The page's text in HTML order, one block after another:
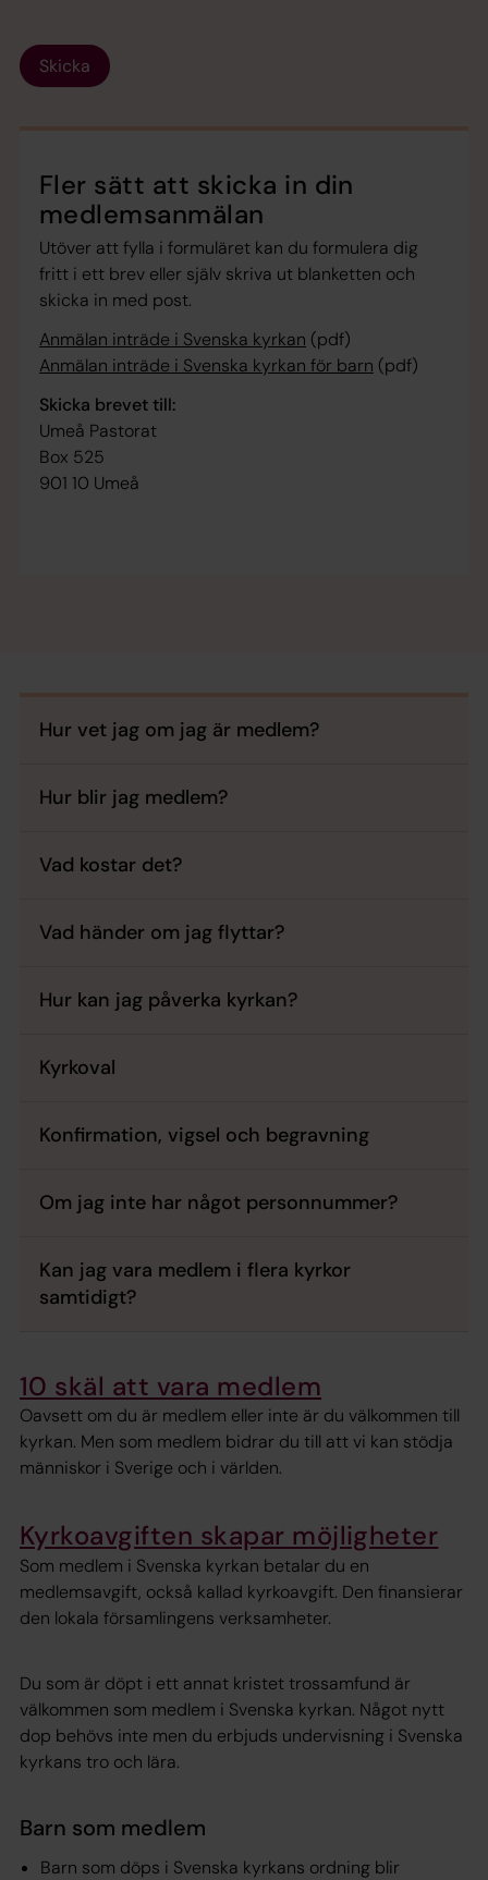
Skicka
Fler sätt att skicka in din
medlemsanmälan
Utöver att fylla i formuläret kan du formulera dig
fritt i ett brev eller själv skriva ut blanketten och
skicka in med post.
Anmälan inträde i Svenska kyrkan (pdf)
Anmälan inträde i Svenska kyrkan för barn (pdf)
Skicka brevet till:
Umeå Pastorat
Box 525
901 10 Umeå
Hur vet jag om jag är medlem?
Hur blir jag medlem?
Vad kostar det?
Vad händer om jag flyttar?
Hur kan jag påverka kyrkan?
Kyrkoval
Konfirmation, vigsel och begravning
Om jag inte har något personnummer?
Kan jag vara medlem i flera kyrkor
samtidigt?
10 skäl att vara medlem
Oavsett om du är medlem eller inte är du välkommen till
kyrkan. Men som medlem bidrar du till att vi kan stödja
människor i Sverige och i världen.
Kyrkoavgiften skapar möjligheter
Som medlem i Svenska kyrkan betalar du en
medlemsavgift, också kallad kyrkoavgift. Den finansierar
den lokala församlingens verksamheter.
Du som är döpt i ett annat kristet trossamfund är
välkommen som medlem i Svenska kyrkan. Något nytt
dop behövs inte men du erbjuds undervisning i Svenska
kyrkans tro och lära.
Barn som medlem
Barn som döps i Svenska kyrkans ordning blir